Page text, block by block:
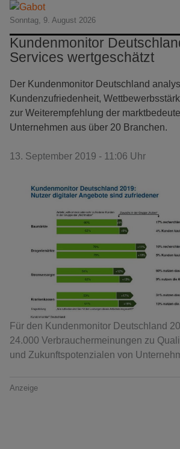
Sonntag, 9. August 2026
Kundenmonitor
Services wertgeschätzt
Der Kundenmonitor Deutschland
Kundenzufriedenheit,
zur Weiterempfehlung der
Unternehmen aus über 20 Branchen.
13. September 2019 - 11:06 Uhr
Für den Kundenmonitor Deutschland
24.000 Verbrauchermeinungen zu
und Zukunftspotenzialen von
Anzeige